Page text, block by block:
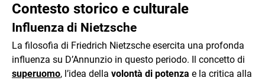
Contesto storico e culturale
Influenza di Nietzsche
La filosofia di Friedrich Nietzsche esercita una profonda
influenza su D’Annunzio in questo periodo. Il concetto di
superuomo, l’idea della volontà di potenza e la critica alla